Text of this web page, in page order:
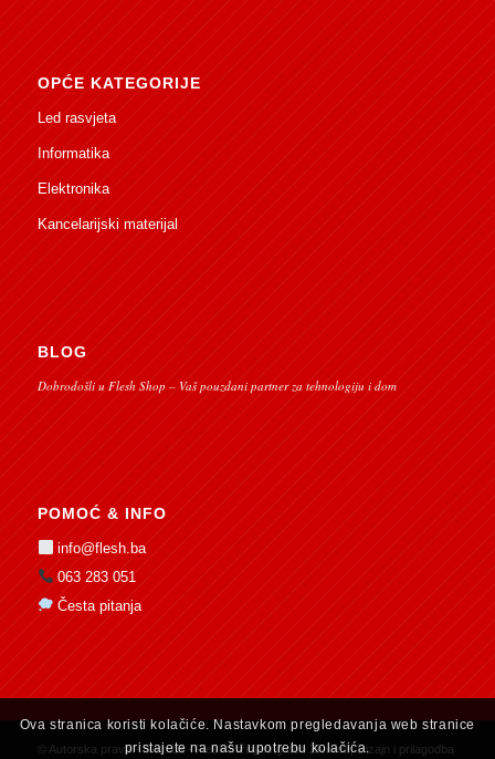
OPĆE KATEGORIJE
Led rasvjeta
Informatika
Elektronika
Kancelarijski materijal
BLOG
Dobrodošli u Flesh Shop – Vaš pouzdani partner za tehnologiju i dom
POMOĆ & INFO
info@flesh.ba
063 283 051
Česta pitanja
© Autorska prava -flesh.ba - Flesh Inžinjering doo Živinice| Dizajn i prilagodba
Ova stranica koristi kolačiće. Nastavkom pregledavanja web stranice
pristajete na našu upotrebu kolačića.